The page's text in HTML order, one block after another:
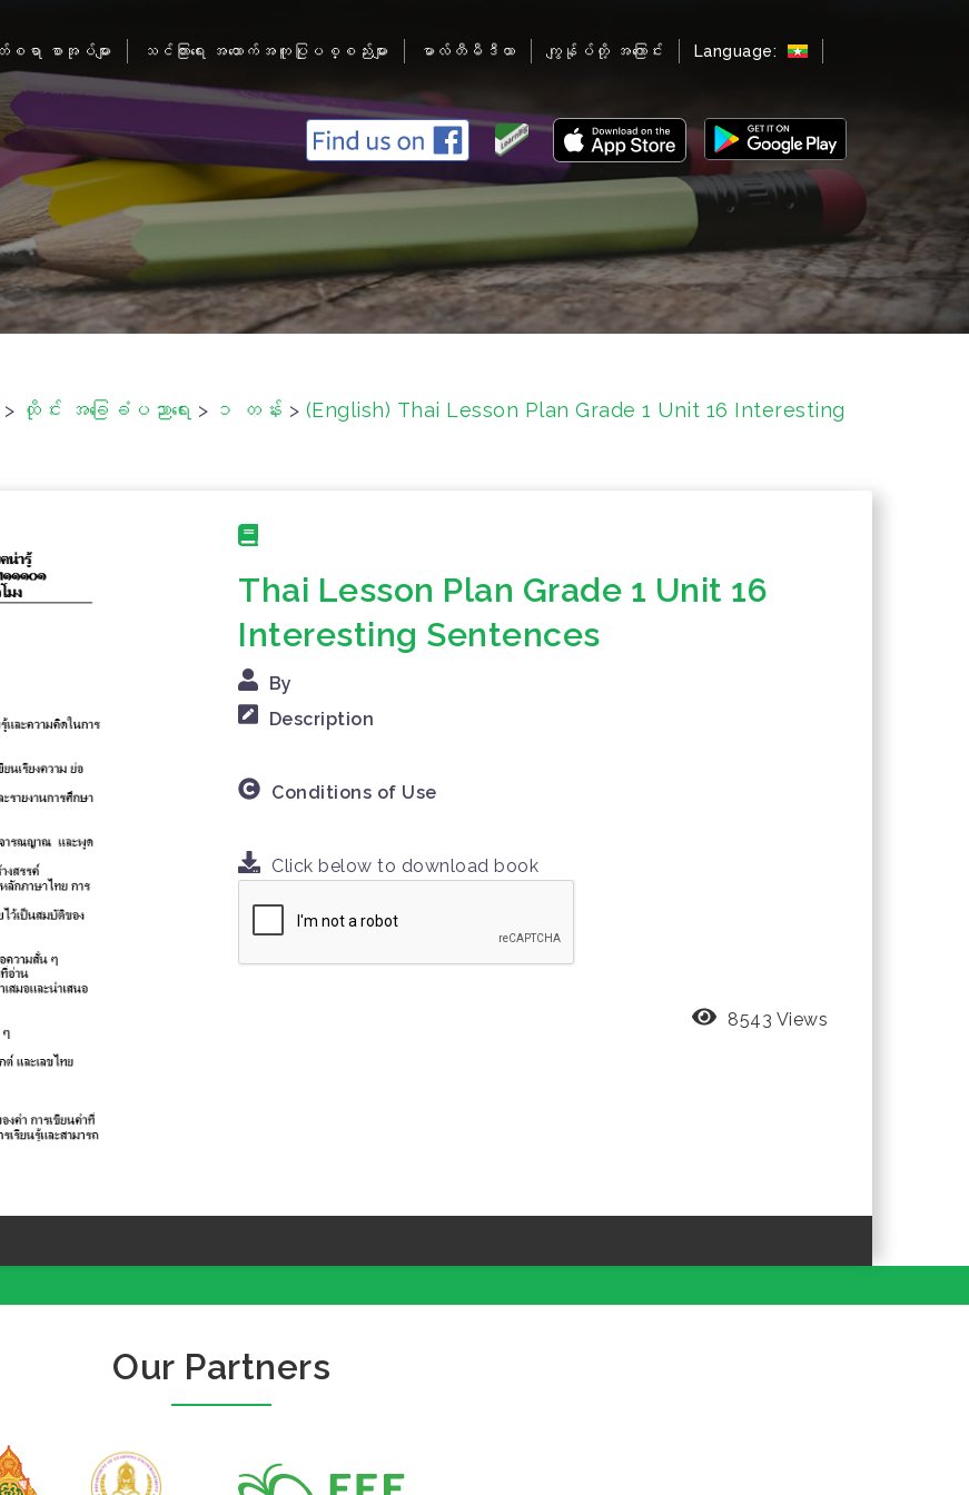
စရာ စာအုပ်များ သင်ကြားရေး အထောက်အကူပြုပစ္စည်းများ မာလ်တီမီဒီယာ ကျွန်ုပ်တို့ အကြောင်း Language:
> ထိုင်း အခြေခံပညာရေး > ၁ တန်း > (English) Thai Lesson Plan Grade 1 Unit 16 Interesting
Thai Lesson Plan Grade 1 Unit 16
Interesting Sentences
By
Description
Conditions of Use
Click below to download book
8543 Views
Our Partners